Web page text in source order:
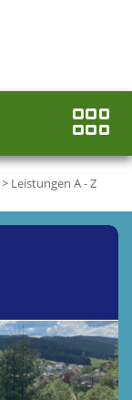
> Leistungen A - Z